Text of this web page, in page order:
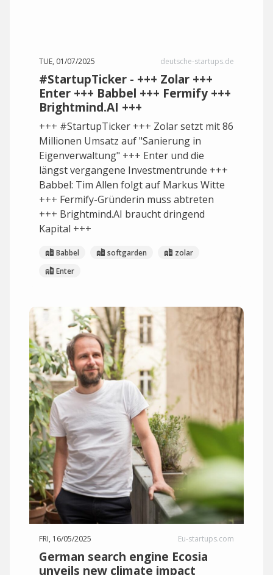
TUE, 01/07/2025 deutsche-startups.de
#StartupTicker - +++ Zolar +++
Enter +++ Babbel +++ Fermify +++
Brightmind.AI +++
+++ #StartupTicker +++ Zolar setzt mit 86
Millionen Umsatz auf "Sanierung in
Eigenverwaltung" +++ Enter und die
längst vergangene Investmentrunde +++
Babbel: Tim Allen folgt auf Markus Witte
+++ Fermify-Gründerin muss abtreten
+++ Brightmind.AI braucht dringend
Kapital +++
Babbel softgarden
zolar
Enter
FRI, 16/05/2025 Eu-startups.com
German search engine Ecosia
unveils new climate impact